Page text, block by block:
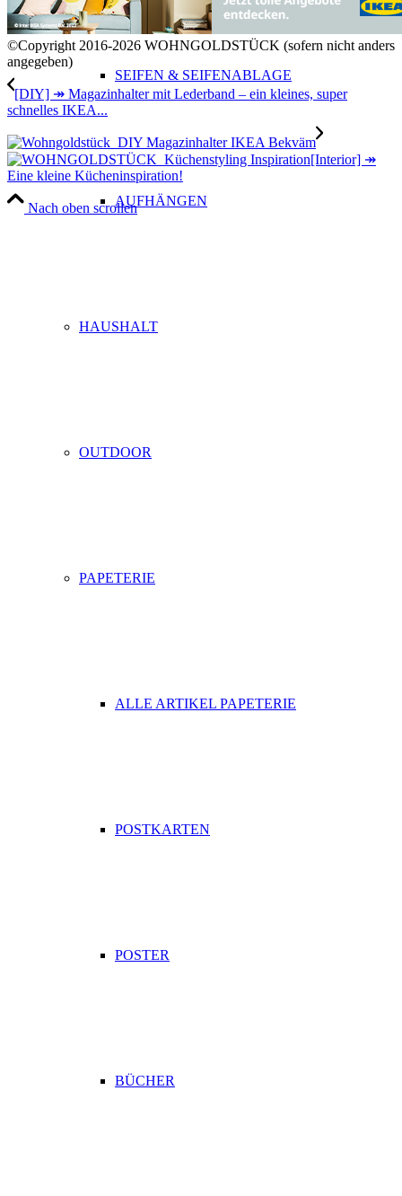
SEIFEN & SEIFENABLAGE
AUFHÄNGEN
HAUSHALT
OUTDOOR
PAPETERIE
ALLE ARTIKEL PAPETERIE
POSTKARTEN
POSTER
BÜCHER
©Copyright 2016-2026 WOHNGOLDSTÜCK (sofern nicht anders
angegeben)
[DIY] ↠ Magazinhalter mit Lederband – ein kleines, super
schnelles IKEA...
[Interior] ↠
Eine kleine Kücheninspiration!
Nach oben scrollen